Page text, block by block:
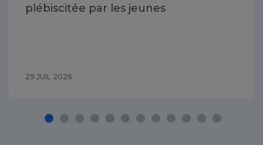
plébiscitée par les jeunes
29 JUIL 2026